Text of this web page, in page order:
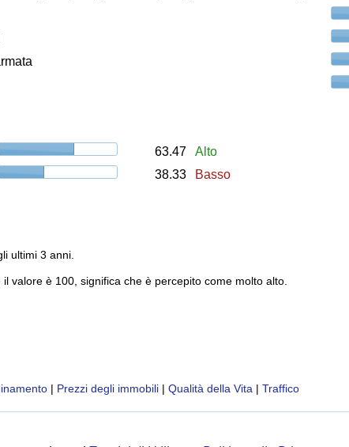
63.47
Alto
38.33 Basso
ultimi 3 anni.
valore è 100, significa che è percepito come molto alto.
| Prezzi degli immobili | Qualità della Vita | Traffico